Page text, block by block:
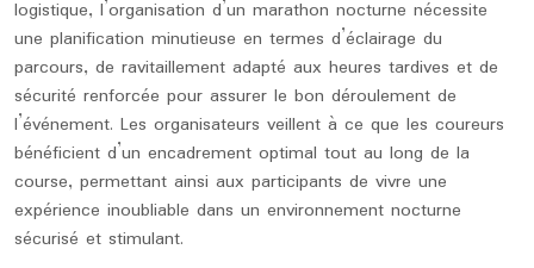
logistique, l’organisation d’un marathon nocturne nécessite
une planification minutieuse en termes d’éclairage du
parcours, de ravitaillement adapté aux heures tardives et de
sécurité renforcée pour assurer le bon déroulement de
l’événement. Les organisateurs veillent à ce que les coureurs
bénéficient d’un encadrement optimal tout au long de la
course, permettant ainsi aux participants de vivre une
expérience inoubliable dans un environnement nocturne
sécurisé et stimulant.